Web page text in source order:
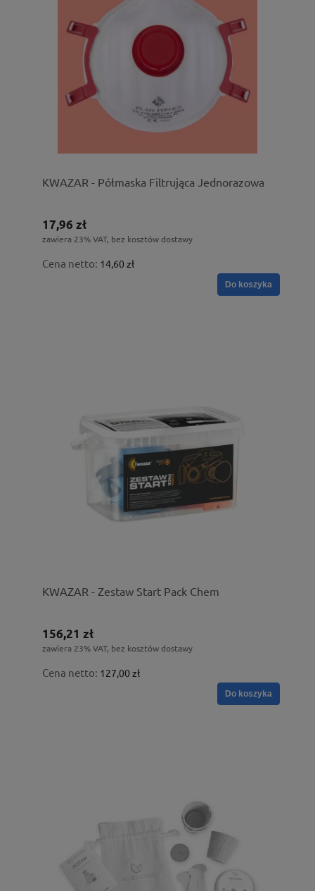
KWAZAR - Półmaska Filtrująca Jednorazowa
17,96 zł
zawiera 23% VAT, bez kosztów dostawy
Cena netto: 14,60 zł
Do koszyka
KWAZAR - Zestaw Start Pack Chem
156,21 zł
zawiera 23% VAT, bez kosztów dostawy
Cena netto: 127,00 zł
Do koszyka